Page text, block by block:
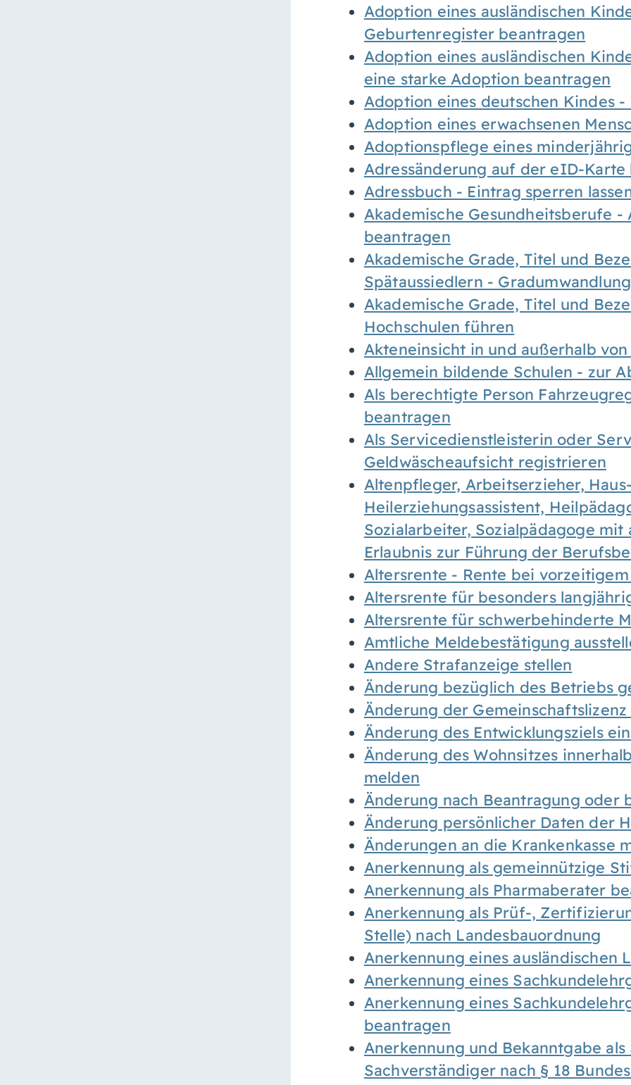
Adoption eines ausländischen
Geburtenregister beantragen
Adoption eines ausländischen
eine starke Adoption beantragen
Adoption eines deutschen Kindes
Adoption eines erwachsenen
Adoptionspflege eines
Adressänderung auf der eID-Karte
Adressbuch - Eintrag sperren
Akademische Gesundheitsberufe
beantragen
Akademische Grade, Titel und
Spätaussiedlern -
Akademische Grade, Titel und
Hochschulen führen
Akteneinsicht in und außerhalb
Allgemein bildende Schulen - zur
Als berechtigte Person
beantragen
Als Servicedienstleisterin oder
Geldwäscheaufsicht registrieren
Altenpfleger, Arbeitserzieher,
Heilerziehungsassistent,
Sozialarbeiter, Sozialpädagoge
Erlaubnis zur Führung der
Altersrente - Rente bei
Altersrente für besonders
Altersrente für schwerbehinderte
Amtliche Meldebestätigung
Andere Strafanzeige stellen
Änderung bezüglich des Betriebs
Änderung der
Änderung des Entwicklungsziels
Änderung des Wohnsitzes
melden
Änderung nach Beantragung oder
Änderung persönlicher Daten der
Änderungen an die Krankenkasse
Anerkennung als gemeinnützige
Anerkennung als Pharmaberater
Anerkennung als Prüf-,
Stelle) nach Landesbauordnung
Anerkennung eines ausländischen
Anerkennung eines
Anerkennung eines
beantragen
Anerkennung und Bekanntgabe
Sachverständiger nach § 18